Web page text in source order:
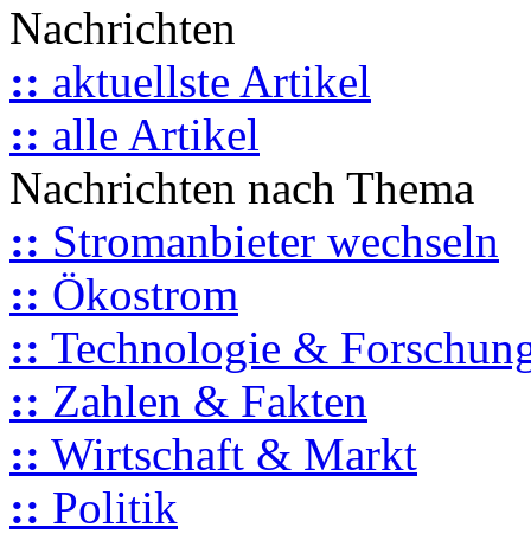
Nachrichten
:: aktuellste Artikel
:: alle Artikel
Nachrichten nach Thema
:: Stromanbieter wechseln
:: Ökostrom
:: Technologie &
:: Zahlen & Fakten
:: Wirtschaft & Markt
:: Politik